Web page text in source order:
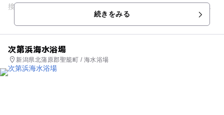
接して宿泊施設「サンライズ城が浜」や、日帰り天然温泉「あ
続きをみる
次第浜海水浴場
新潟県北蒲原郡聖籠町 / 海水浴場